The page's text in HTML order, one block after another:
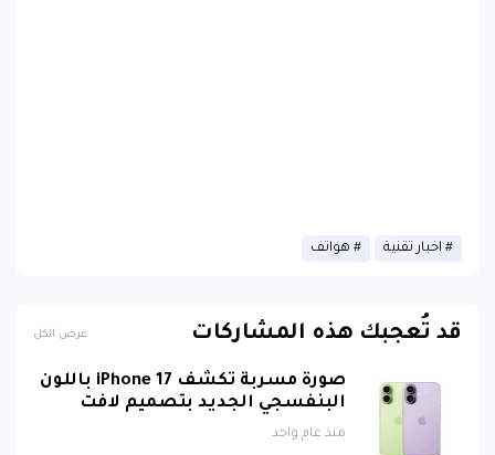
اخبار تقنية هواتف
قد تُعجبك هذه المشاركات عرض الكل
صورة مسربة تكشف iPhone 17 باللون
البنفسجي الجديد بتصميم لافت
منذ عام واحد